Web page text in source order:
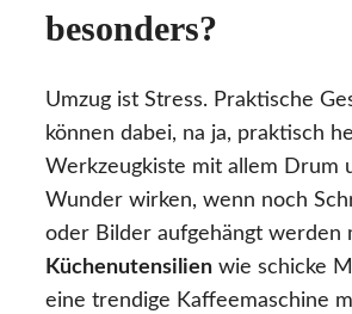
besonders?
Umzug ist Stress. Praktische
können dabei, na ja, praktisch
Werkzeugkiste mit allem Drum
Wunder wirken, wenn noch
oder Bilder aufgehängt werden
Küchenutensilien wie schicke
eine trendige Kaffeemaschine